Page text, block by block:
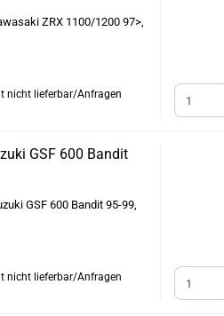
ZRX 1100/1200 97>,
nicht lieferbar/Anfragen
GSF 600 Bandit
GSF 600 Bandit 95-99,
nicht lieferbar/Anfragen